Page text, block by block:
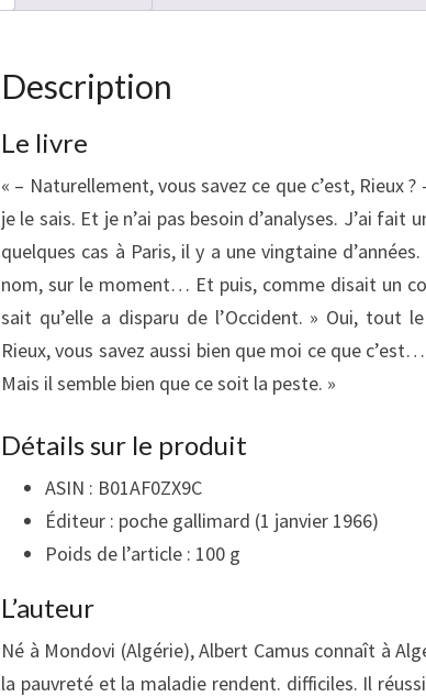
Description
Le livre
« – Naturellement, vous savez ce que c’est, Rieux
je le sais. Et je n’ai pas besoin d’analyses. J’ai fait
quelques cas à Paris, il y a une vingtaine
nom, sur le moment… Et puis, comme disait un
sait qu’elle a disparu de l’Occident. » Oui, tout
Rieux, vous savez aussi bien que moi ce que
Mais il semble bien que ce soit la peste. »
Détails sur le produit
ASIN : B01AF0ZX9C
Éditeur : poche gallimard (1 janvier 1966)
Poids de l’article : 100 g
L’auteur
Né à Mondovi (Algérie), Albert Camus connaît à
la pauvreté et la maladie rendent. difficiles. Il